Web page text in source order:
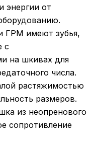
энергии от
ГРМ имеют зубья,
с
на шкивах для
числа.
растяжимостью
размеров.
из неопренового
сопротивление